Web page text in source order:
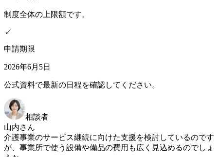
制度全体の上限額です。
✓
申請期限
2026年6月5日
公式資料で最新の日程を確認してください。
相談者
山内さん
介護事業のサービス継続に向けた支援を検討しているのです
が、事業所で使う設備や備品の費用も広く見込めるのでしょ